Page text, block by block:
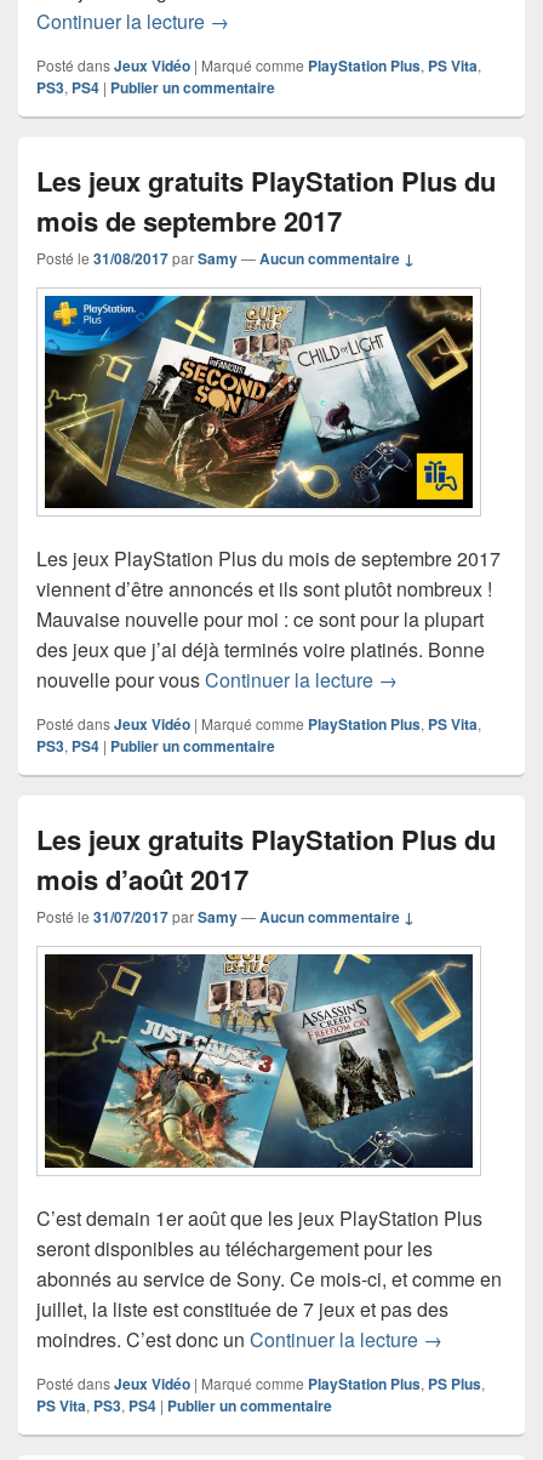
Continuer la lecture Les jeux gratuits PlayStation Plus du
→
Posté dansJeux Vidéo | Marqué comme PlayStation Plus, PS Vita,
PS3, PS4 | Publier un commentaire
Les jeux gratuits PlayStation Plus du
mois de septembre 2017
Posté le 31/08/2017parSamy—Aucun commentaire ↓
Les jeux PlayStation Plus du mois de septembre 2017
viennent d’être annoncés et ils sont plutôt nombreux !
Mauvaise nouvelle pour moi : ce sont pour la plupart
des jeux que j’ai déjà terminés voire platinés. Bonne
nouvelle pour vousContinuer la lecture Les jeux gratuits
→
Posté dansJeux Vidéo | Marqué comme PlayStation Plus, PS Vita,
PS3, PS4 | Publier un commentaire
Les jeux gratuits PlayStation Plus du
mois d’août 2017
Posté le 31/07/2017parSamy—Aucun commentaire ↓
C’est demain 1er août que les jeux PlayStation Plus
seront disponibles au téléchargement pour les
abonnés au service de Sony. Ce mois-ci, et comme en
juillet, la liste est constituée de 7 jeux et pas des
moindres. C’est donc un Continuer la lecture Les jeux
→
Posté dansJeux Vidéo | Marqué comme PlayStation Plus, PS Plus,
PS Vita, PS3, PS4 | Publier un commentaire